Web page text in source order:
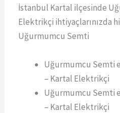
İstanbul Kartal ilçesinde
Elektrikçi ihtiyaçlarınızda
Uğurmumcu Semti
Uğurmumcu Semti
– Kartal Elektrikçi
Uğurmumcu Semti
– Kartal Elektrikçi